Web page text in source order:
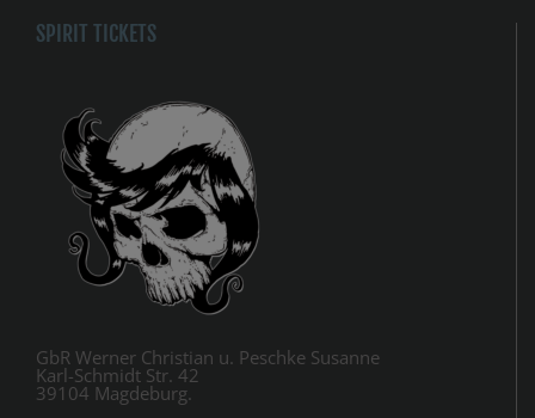
SPIRIT TICKETS
GbR Werner Christian u. Peschke Susanne
Karl-Schmidt Str. 42
39104 Magdeburg.